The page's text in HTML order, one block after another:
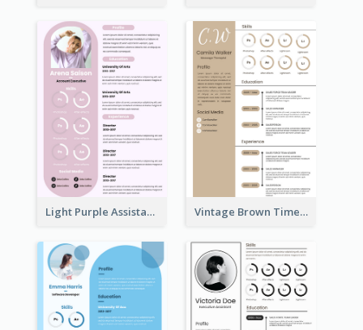
Light Purple Assistant Resume Vintage Brown Timeline Resume